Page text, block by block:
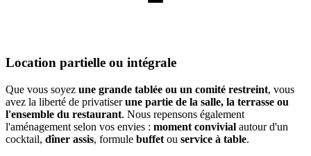
Location partielle ou intégrale
Que vous soyez une grande tablée ou un comité restreint, vous
avez la liberté de privatiserune partie de la salle, la terrasse ou
l'ensemble du restaurant. Nous repensons également
l'aménagement selon vos envies : moment convivial autour d'un
cocktail, dîner assis, formule buffet ou service à table.